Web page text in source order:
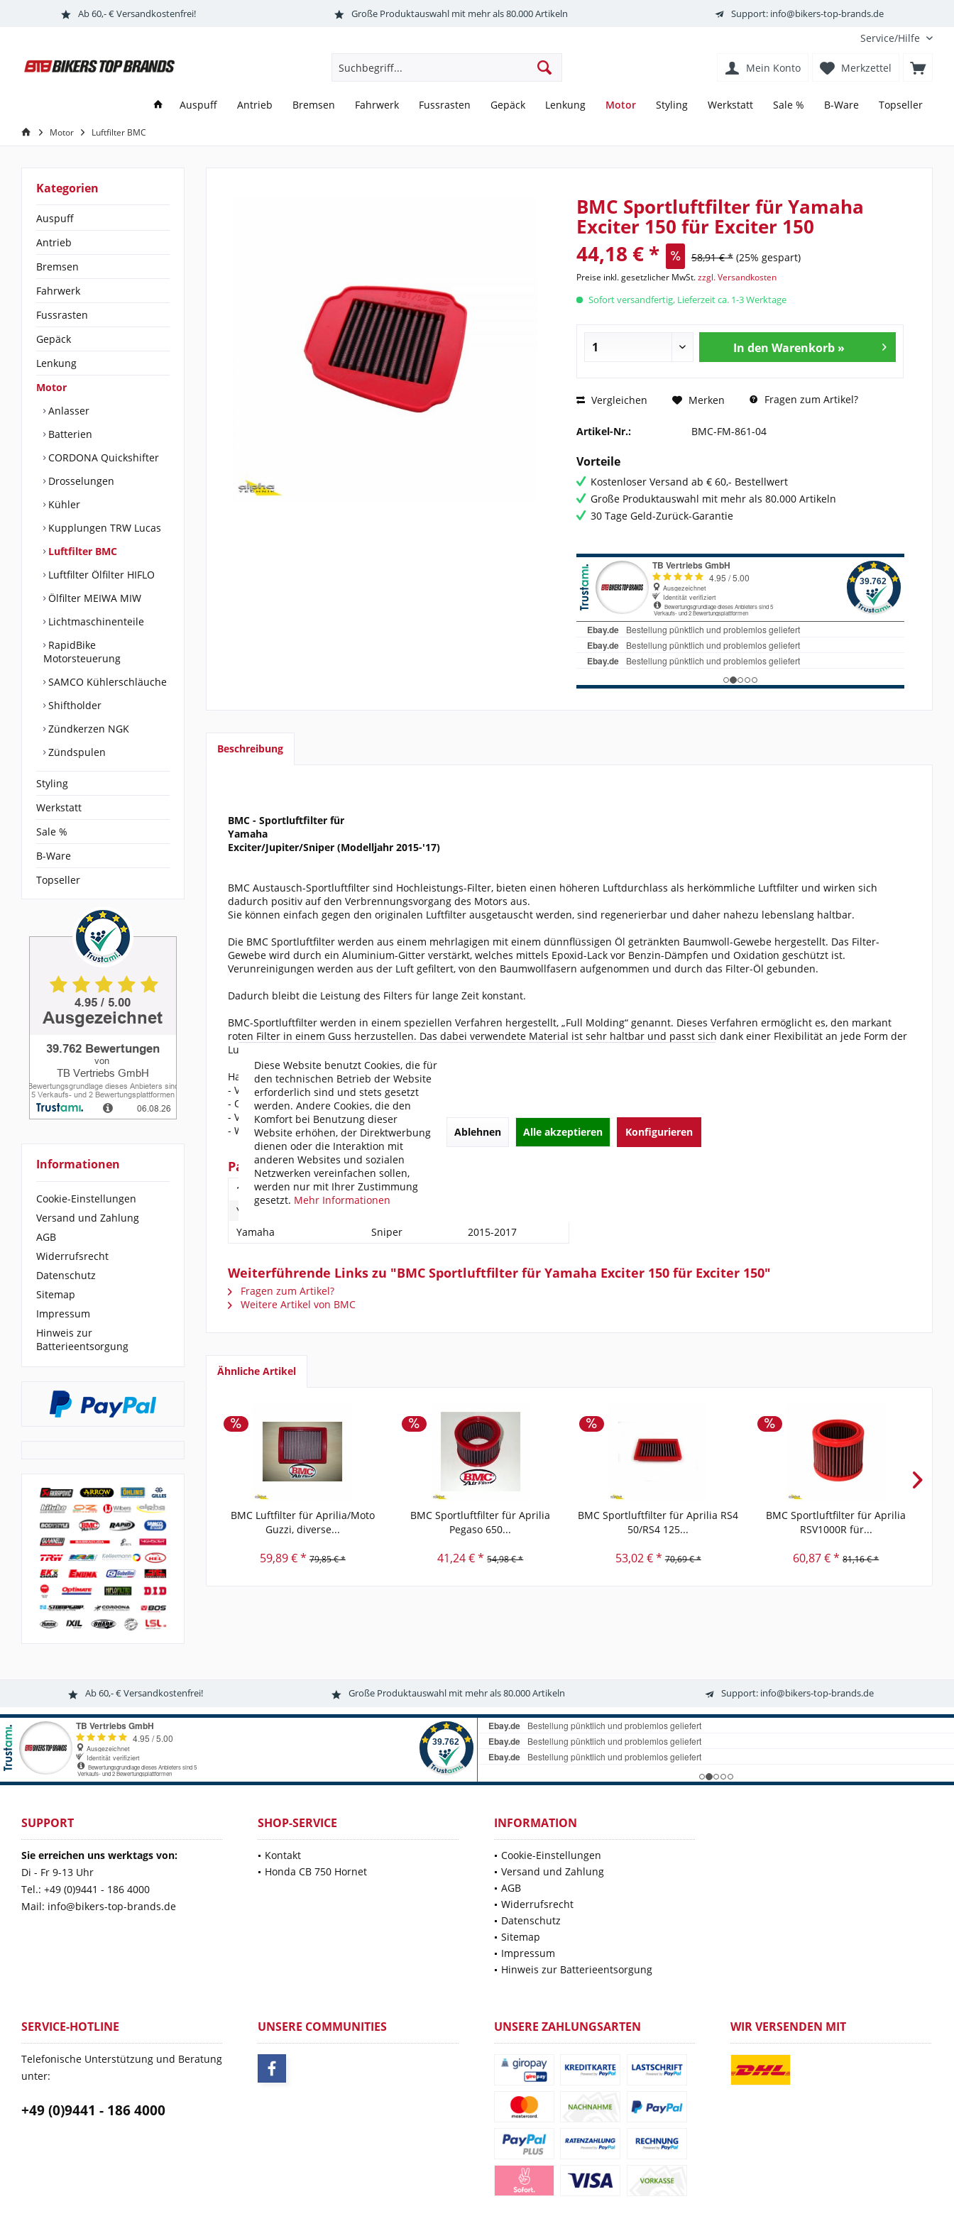
Ab 60,- € Versandkostenfrei! Große Produktauswahl mit mehr als 80.000 Artikeln Support: info@bikers-top-brands.de
Service/Hilfe
Merkzettel
Mein Konto
Auspuff Antrieb Bremsen Fahrwerk Fussrasten Gepäck Lenkung Motor Styling Werkstatt Sale % B-Ware Topseller
Motor Luftfilter BMC
Kategorien
Auspuff
Antrieb
Bremsen
Fahrwerk
Fussrasten
Gepäck
Lenkung
Motor
Anlasser
Batterien
CORDONA Quickshifter
Drosselungen
Kühler
Kupplungen TRW Lucas
Luftfilter BMC
Luftfilter Ölfilter HIFLO
Ölfilter MEIWA MIW
Lichtmaschinenteile
RapidBike
Motorsteuerung
SAMCO Kühlerschläuche
Shiftholder
Zündkerzen NGK
Zündspulen
Styling
Werkstatt
Sale %
B-Ware
Topseller
Informationen
Cookie-Einstellungen
Versand und Zahlung
AGB
Widerrufsrecht
Datenschutz
Sitemap
Impressum
Hinweis zur
Batterieentsorgung
BMC Sportluftfilter für Yamaha
Exciter 150 für Exciter 150
44,18 € * 58,91 € * (25% gespart)
Preise inkl. gesetzlicher MwSt.zzgl. Versandkosten
Sofort versandfertig, Lieferzeit ca. 1-3 Werktage
In den Warenkorb »
Vergleichen Merken Fragen zum Artikel?
Artikel-Nr.: BMC-FM-861-04
Vorteile
Kostenloser Versand ab € 60,- Bestellwert
Große Produktauswahl mit mehr als 80.000 Artikeln
30 Tage Geld-Zurück-Garantie
Beschreibung
BMC - Sportluftfilter für
Yamaha
Exciter/Jupiter/Sniper (Modelljahr 2015-'17)
BMC Austausch-Sportluftfilter sind Hochleistungs-Filter, bieten einen höheren Luftdurchlass als herkömmliche Luftfilter und wirken sich
dadurch positiv auf den Verbrennungsvorgang des Motors aus.
Sie können einfach gegen den originalen Luftfilter ausgetauscht werden, sind regenerierbar und daher nahezu lebenslang haltbar.
Die BMC Sportluftfilter werden aus einem mehrlagigen mit einem dünnflüssigen Öl getränkten Baumwoll-Gewebe hergestellt. Das Filter-
Gewebe wird durch ein Aluminium-Gitter verstärkt, welches mittels Epoxid-Lack vor Benzin-Dämpfen und Oxidation geschützt ist.
Verunreinigungen werden aus der Luft gefiltert, von den Baumwollfasern aufgenommen und durch das Filter-Öl gebunden.
Dadurch bleibt die Leistung des Filters für lange Zeit konstant.
BMC-Sportluftfilter werden in einem speziellen Verfahren hergestellt, „Full Molding“ genannt. Dieses Verfahren ermöglicht es, den markant
roten Filter in einem Guss herzustellen. Das dabei verwendete Material ist sehr haltbar und passt sich dank einer Flexibilität an jede Form der
Luftfilterkästen an.
Hauptmerkmale des Sportluftfilters:
- Verbesserung der Motorleistung
- Optimales Ansprechverhalten
- Verlängerte Lebensdauer
- Weniger Kraftstoffverbrauch
Passend für folgende Modelle:
1.Fahrzeughersteller: 2.Modell:
Yamaha
Yamaha
Sniper 2015-2017
Weiterführende Links zu "BMC Sportluftfilter für Yamaha Exciter 150 für Exciter 150"
Fragen zum Artikel?
Weitere Artikel von BMC
Ähnliche Artikel
BMC Luftfilter für Aprilia/Moto
Guzzi, diverse...
59,89 € * 79,85 € *
BMC Sportluftfilter für Aprilia
Pegaso 650...
41,24 € * 54,98 € *
BMC Sportluftfilter für Aprilia RS4
50/RS4 125...
53,02 € * 70,69 € *
BMC Sportluftfilter für Aprilia
RSV1000R für...
60,87 € * 81,16 € *
Ab 60,- € Versandkostenfrei! Große Produktauswahl mit mehr als 80.000 Artikeln Support: info@bikers-top-brands.de
SUPPORT
Sie erreichen uns werktags von:
Di - Fr 9-13 Uhr
Tel.: +49 (0)9441 - 186 4000
Mail: info@bikers-top-brands.de
SHOP-SERVICE
Kontakt
Honda CB 750 Hornet
INFORMATION
Cookie-Einstellungen
Versand und Zahlung
AGB
Widerrufsrecht
Datenschutz
Sitemap
Impressum
Hinweis zur Batterieentsorgung
SERVICE-HOTLINE
Telefonische Unterstützung und Beratung
unter:
+49 (0)9441 - 186 4000
UNSERE COMMUNITIES UNSERE ZAHLUNGSARTEN WIR VERSENDEN MIT
Diese Website benutzt Cookies, die für
den technischen Betrieb der Website
erforderlich sind und stets gesetzt
werden. Andere Cookies, die den
Komfort bei Benutzung dieser
Website erhöhen, der Direktwerbung
dienen oder die Interaktion mit
anderen Websites und sozialen
Netzwerken vereinfachen sollen,
werden nur mit Ihrer Zustimmung
gesetzt. Mehr Informationen
Ablehnen Alle akzeptieren Konfigurieren